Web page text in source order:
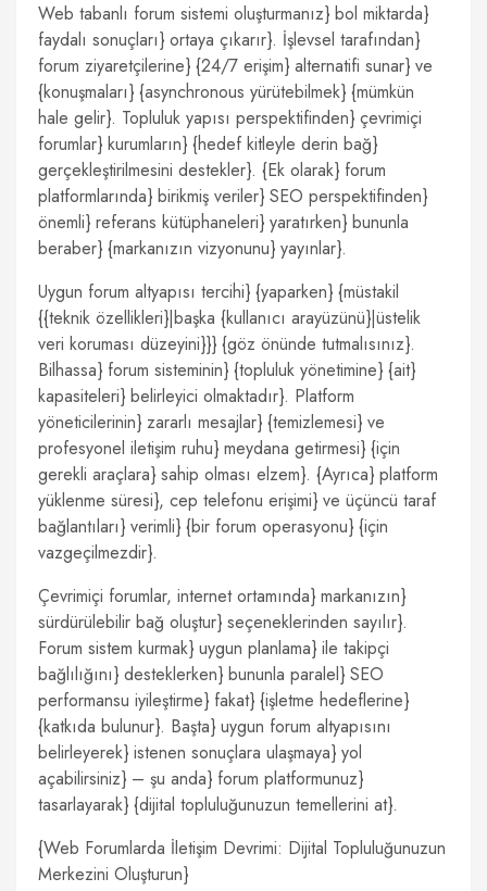
Web tabanlı forum sistemi oluşturmanız} bol miktarda}
faydalı sonuçları} ortaya çıkarır}. İşlevsel tarafından}
forum ziyaretçilerine} {24/7 erişim} alternatifi sunar} ve
{konuşmaları} {asynchronous yürütebilmek} {mümkün
hale gelir}. Topluluk yapısı perspektifinden} çevrimiçi
forumlar} kurumların} {hedef kitleyle derin bağ}
gerçekleştirilmesini destekler}. {Ek olarak} forum
platformlarında} birikmiş veriler} SEO perspektifinden}
önemli} referans kütüphaneleri} yaratırken} bununla
beraber} {markanızın vizyonunu} yayınlar}.
Uygun forum altyapısı tercihi} {yaparken} {müstakil
{{teknik özellikleri}|başka {kullanıcı arayüzünü}|üstelik
veri koruması düzeyini}}} {göz önünde tutmalısınız}.
Bilhassa} forum sisteminin} {topluluk yönetimine} {ait}
kapasiteleri} belirleyici olmaktadır}. Platform
yöneticilerinin} zararlı mesajlar} {temizlemesi} ve
profesyonel iletişim ruhu} meydana getirmesi} {için
gerekli araçlara} sahip olması elzem}. {Ayrıca} platform
yüklenme süresi}, cep telefonu erişimi} ve üçüncü taraf
bağlantıları} verimli} {bir forum operasyonu} {için
vazgeçilmezdir}.
Çevrimiçi forumlar, internet ortamında} markanızın}
sürdürülebilir bağ oluştur} seçeneklerinden sayılır}.
Forum sistem kurmak} uygun planlama} ile takipçi
bağlılığını} desteklerken} bununla paralel} SEO
performansu iyileştirme} fakat} {işletme hedeflerine}
{katkıda bulunur}. Başta} uygun forum altyapısını
belirleyerek} istenen sonuçlara ulaşmaya} yol
açabilirsiniz} – şu anda} forum platformunuz}
tasarlayarak} {dijital topluluğunuzun temellerini at}.
{Web Forumlarda İletişim Devrimi: Dijital Topluluğunuzun
Merkezini Oluşturun}